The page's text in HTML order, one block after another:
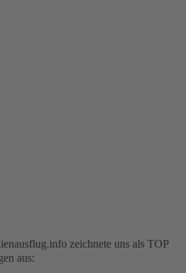
zeichnete uns als TOP
aus: